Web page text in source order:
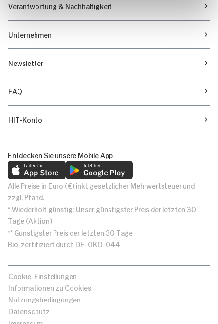
Verantwortung & Nachhaltigkeit
Unternehmen
Newsletter
FAQ
HIT-Konto
Entdecken Sie unsere Mobile App
Alle Preise in Euro (€) inkl. gesetzlicher Mehrwertsteuer und
zzgl. Pfand.
* Wiederholt günstig: Unser günstigster Preis der letzten 30
Tage (Aktion)
** Günstigster Preis der letzten 30 Tage
Bio-zertifiziert durch DE-ÖKO-044
Cookie-Einstellungen
Informationen zu Cookies
Nutzungsbedingungen
Datenschutz